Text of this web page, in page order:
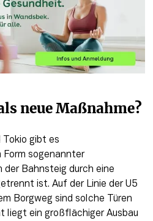
neue Maßnahme?
Tokio gibt es
Form sogenannter
der Bahnsteig durch eine
ist. Auf der Linie der U5
Borgweg sind solche Türen
liegt ein großflächiger Ausbau